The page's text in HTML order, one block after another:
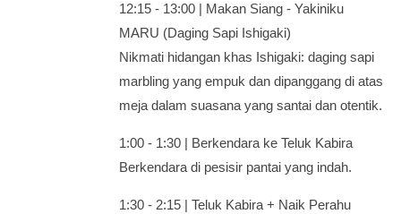
12:15 - 13:00 | Makan Siang - Yakiniku
MARU (Daging Sapi Ishigaki)
Nikmati hidangan khas Ishigaki: daging sapi
marbling yang empuk dan dipanggang di atas
meja dalam suasana yang santai dan otentik.
1:00 - 1:30 | Berkendara ke Teluk Kabira
Berkendara di pesisir pantai yang indah.
1:30 - 2:15 | Teluk Kabira + Naik Perahu